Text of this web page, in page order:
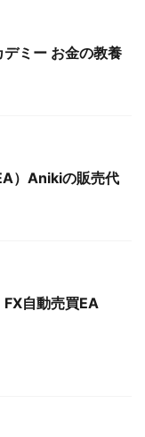
ミー お金の教養
）Anikiの販売代
自動売買EA